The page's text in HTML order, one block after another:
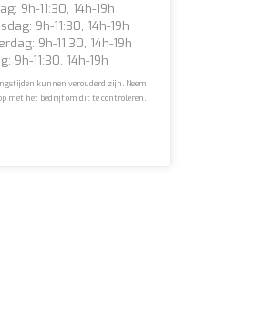
9h-11:30, 14h-19h
9h-11:30, 14h-19h
9h-11:30, 14h-19h
9h-11:30, 14h-19h
kunnen verouderd zijn. Neem
met het bedrijf om dit te controleren.